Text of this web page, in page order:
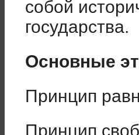
собой
государства.
Основные
Принцип
Принцип